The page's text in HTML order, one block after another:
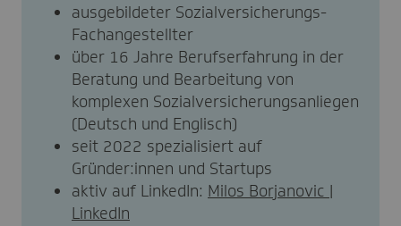
ausgebildeter Sozialversicherungs-
Fachangestellter
über 16 Jahre Berufserfahrung in der
Beratung und Bearbeitung von
komplexen Sozialversicherungsanliegen
(Deutsch und Englisch)
seit 2022 spezialisiert auf
Gründer:innen und Startups
aktiv auf LinkedIn: Milos Borjanovic |
LinkedIn